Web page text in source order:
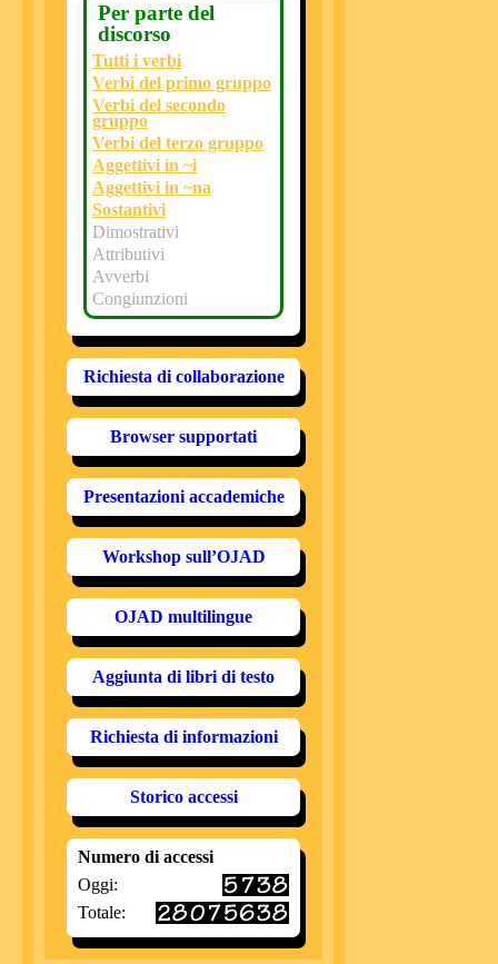
Per parte del
discorso
Tutti i verbi
Verbi del primo gruppo
Verbi del secondo
gruppo
Verbi del terzo gruppo
Aggettivi in ~i
Aggettivi in ~na
Sostantivi
Dimostrativi
Attributivi
Avverbi
Congiunzioni
Richiesta di collaborazione
Browser supportati
Presentazioni accademiche
Workshop sull’OJAD
OJAD multilingue
Aggiunta di libri di testo
Richiesta di informazioni
Storico accessi
Numero di accessi
Oggi:
Totale: